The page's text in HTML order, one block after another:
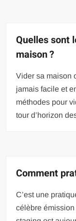
Quelles sont
maison ?
Vider sa maison
jamais facile et
méthodes pour
tour d’horizon
Comment
C’est une
célèbre